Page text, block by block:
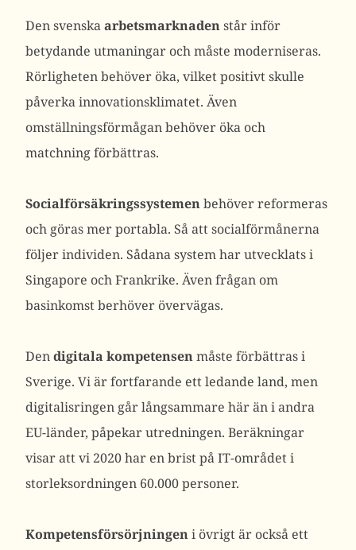
Den svenskaarbetsmarknadenstår inför
betydande utmaningar och måste moderniseras.
Rörligheten behöver öka, vilket positivt skulle
påverka innovationsklimatet. Även
omställningsförmågan behöver öka och
matchning förbättras.
Socialförsäkringssystemenbehöver reformeras
och göras mer portabla. Så att socialförmånerna
följer individen. Sådana system har utvecklats i
Singapore och Frankrike. Även frågan om
basinkomst berhöver övervägas.
Dendigitala kompetensenmåste förbättras i
Sverige. Vi är fortfarande ett ledande land, men
digitalisringen går långsammare här än i andra
EU-länder, påpekar utredningen. Beräkningar
visar att vi 2020 har en brist på IT-området i
storleksordningen 60.000 personer.
Kompetensförsörjningeni övrigt är också ett